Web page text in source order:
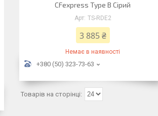
CFexpress Type B Сірий
TS-RDE2
3 885 ₴
Немає в наявності
+380 (50) 323-73-63